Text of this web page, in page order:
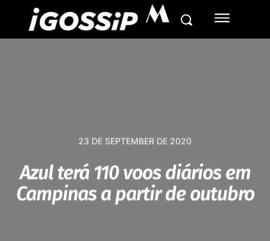
M
23 DE SEPTEMBER DE 2020
Azul terá 110 voos diários em
Campinas a partir de outubro